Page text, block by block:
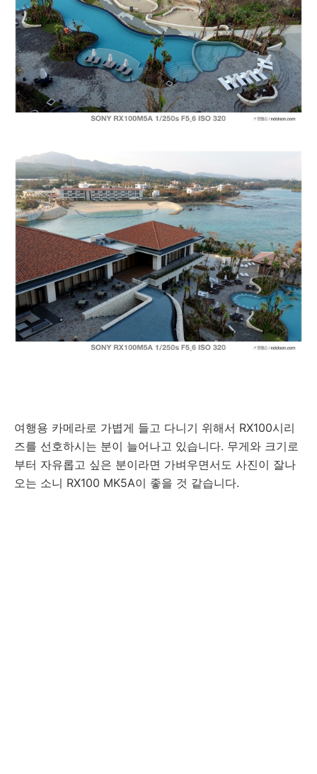
여행용 카메라로 가볍게 들고 다니기 위해서 RX100시리
즈를 선호하시는 분이 늘어나고 있습니다. 무게와 크기로
부터 자유롭고 싶은 분이라면 가벼우면서도 사진이 잘나
오는 소니 RX100 MK5A이 좋을 것 같습니다.